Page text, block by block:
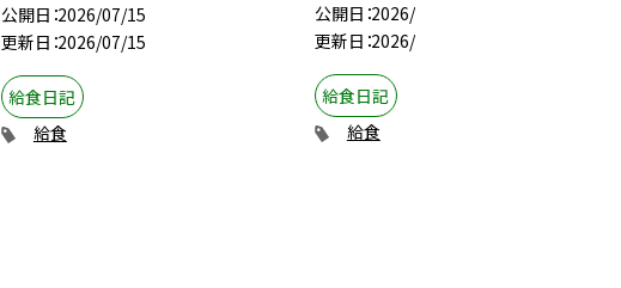
公開日 2026/07/15
更新日 2026/07/15
給食日記
給食
公開日 2026/07/14
更新日 2026/07/14
給食日記
給食